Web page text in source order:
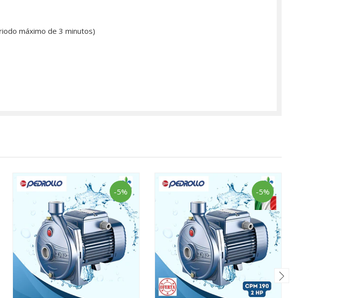
máximo de 3 minutos)
-5% -5%